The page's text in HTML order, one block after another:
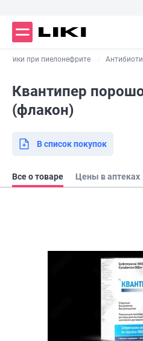
при пиелонефрите
Квантипер
(флакон)
В список покупок
Все о товаре Цены в аптеках